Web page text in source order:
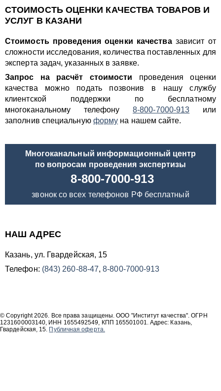
СТОИМОСТЬ ОЦЕНКИ КАЧЕСТВА ТОВАРОВ И
УСЛУГ В КАЗАНИ
Стоимость проведения оценки качества зависит от
сложности исследования, количества поставленных для
эксперта задач, указанных в заявке.
Запрос на расчёт стоимости проведения оценки
качества можно подать позвонив в нашу службу
клиентской поддержки по бесплатному
многоканальному телефону8-800-7000-913 или
заполнив специальную форму на нашем сайте.
Многоканальный информационный центр
по вопросам проведения экспертизы
8-800-7000-913
звонок со всех телефонов РФ бесплатный
НАШ АДРЕС
Казань, ул. Гвардейская, 15
Телефон: (843) 260-88-47,8-800-7000-913
© Copyright 2026. Все права защищены. ООО "Институт качества". ОГРН
1231600003140, ИНН 1655492549, КПП 165501001. Адрес: Казань,
Гвардейская, 15. Публичная оферта.